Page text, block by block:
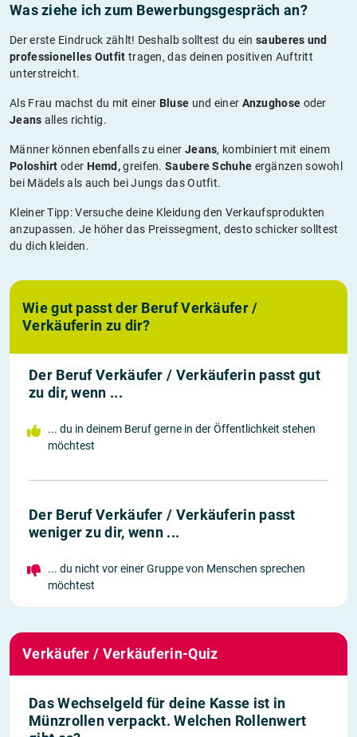
Was ziehe ich zum Bewerbungsgespräch an?
Der erste Eindruck zählt! Deshalb solltest du ein sauberes und
professionelles Outfit tragen, das deinen positiven Auftritt
unterstreicht.
Als Frau machst du mit einer Bluse und einer Anzughose oder
Jeans alles richtig.
Männer können ebenfalls zu einer Jeans, kombiniert mit einem
Poloshirt oder Hemd,greifen.Saubere Schuhe ergänzen sowohl
bei Mädels als auch bei Jungs das Outfit.
Kleiner Tipp: Versuche deine Kleidung den Verkaufsprodukten
anzupassen. Je höher das Preissegment, desto schicker solltest
du dich kleiden.
Wie gut passt der Beruf Verkäufer /
Verkäuferin zu dir?
Der Beruf Verkäufer / Verkäuferin passt gut
zu dir, wenn ...
... du in deinem Beruf gerne in der Öffentlichkeit stehen
möchtest
Der Beruf Verkäufer / Verkäuferin passt
weniger zu dir, wenn ...
... du nicht vor einer Gruppe von Menschen sprechen
möchtest
Verkäufer / Verkäuferin-Quiz
Das Wechselgeld für deine Kasse ist in
Münzrollen verpackt. Welchen Rollenwert